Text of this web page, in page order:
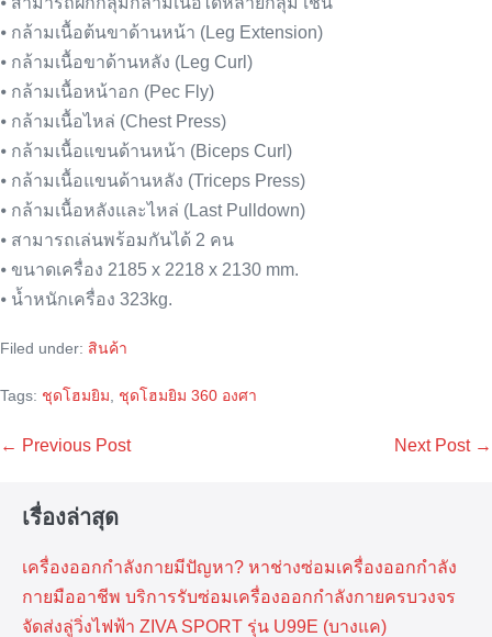
⦁ กล้ามเนื้อต้นขาด้านหน้า (Leg Extension)
⦁ กล้ามเนื้อขาด้านหลัง (Leg Curl)
⦁ กล้ามเนื้อหน้าอก (Pec Fly)
⦁ กล้ามเนื้อไหล่ (Chest Press)
⦁ กล้ามเนื้อแขนด้านหน้า (Biceps Curl)
⦁ กล้ามเนื้อแขนด้านหลัง (Triceps Press)
⦁ กล้ามเนื้อหลังและไหล่ (Last Pulldown)
⦁ สามารถเล่นพร้อมกันได้ 2 คน
⦁ ขนาดเครื่อง 2185 x 2218 x 2130 mm.
⦁ น้ำหนักเครื่อง 323kg.
Filed under: สินค้า
Tags: ชุดโฮมยิม ชุดโฮมยิม 360 องศา
Post
← Previous Post Next Post →
เรื่องล่าสุด
เครื่องออกกำลังกายมีปัญหา? หาช่างซ่อมเครื่องออกกำลัง
กายมืออาชีพ บริการรับซ่อมเครื่องออกกำลังกายครบวงจร
จัดส่งลู่วิ่งไฟฟ้า ZIVA SPORT รุ่น U99E (บางแค)